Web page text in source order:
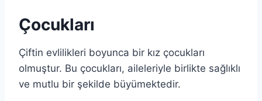
Çocukları
Çiftin evlilikleri boyunca bir kız çocukları
olmuştur. Bu çocukları, aileleriyle birlikte sağlıklı
ve mutlu bir şekilde büyümektedir.